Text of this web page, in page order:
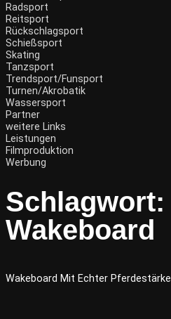
Radsport
Reitsport
Rückschlagsport
Schießsport
Skating
Tanzsport
Trendsport/Funsport
Turnen/Akrobatik
Wassersport
Partner
weitere Links
Leistungen
Filmproduktion
Werbung
Schlagwort:
Wakeboard
Wakeboard Mit Echter Pferdestärke